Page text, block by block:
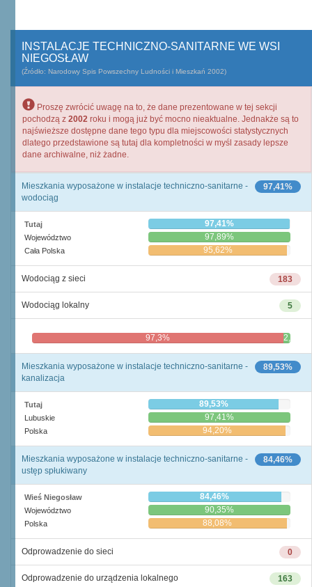
INSTALACJE TECHNICZNO-SANITARNE WE WSI
NIEGOSŁAW
(Źródło: Narodowy Spis Powszechny Ludności i Mieszkań 2002)
Proszę zwrócić uwagę na to, że dane prezentowane w tej sekcji
pochodzą z 2002 roku i mogą już być mocno nieaktualne. Jednakże są to
najświeższe dostępne dane tego typu dla miejscowości statystycznych
dlatego przedstawione są tutaj dla kompletności w myśl zasady lepsze
dane archiwalne, niż żadne.
97,41%
Mieszkania wyposażone w instalacje techniczno-sanitarne -
wodociąg
Tutaj 97,41%
Województwo 97,89%
Cała Polska 95,62%
183
Wodociąg z sieci
5
Wodociąg lokalny
97,3% 2,7%
89,53%
Mieszkania wyposażone w instalacje techniczno-sanitarne -
kanalizacja
Tutaj 89,53%
Lubuskie 97,41%
Polska 94,20%
84,46%
Mieszkania wyposażone w instalacje techniczno-sanitarne -
ustęp spłukiwany
Wieś Niegosław 84,46%
Województwo 90,35%
Polska 88,08%
0
Odprowadzenie do sieci
163
Odprowadzenie do urządzenia lokalnego